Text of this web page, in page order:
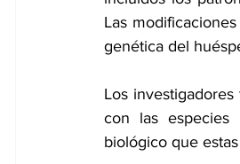
Las
genética del
Los
con las especies
biológico que